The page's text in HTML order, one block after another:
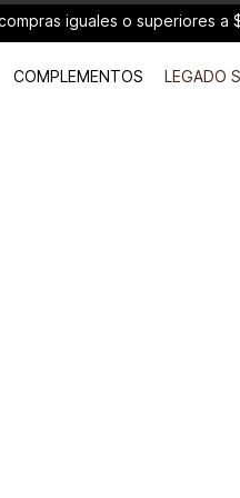
compras iguales o superiores a
COMPLEMENTOS LEGADO